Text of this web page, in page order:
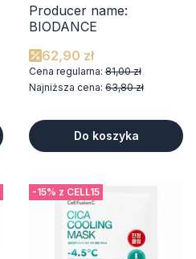
Producer name:
BIODANCE
62,90 zł
Cena regularna: 81,00 zł
Najniższa cena: 63,80 zł
Do koszyka
-15% z CELL15